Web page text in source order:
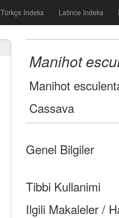
Türkçe Indeks Latince Indeks
Manihot
Manihot
Cassava
Genel Bilgiler
Tibbi Kullanimi
Ilgili Makaleler /